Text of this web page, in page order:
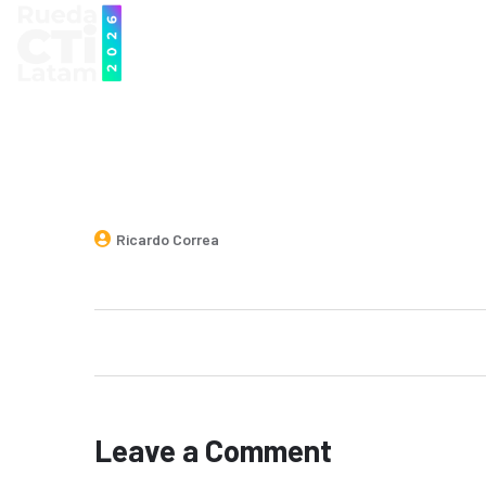
Ricardo Correa
Leave a Comment